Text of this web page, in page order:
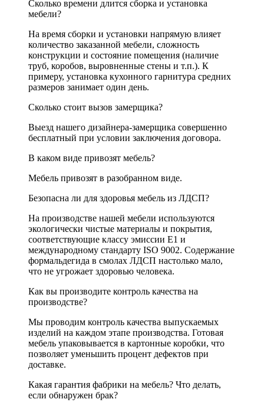
Сколько времени длится сборка и установка
мебели?
На время сборки и установки напрямую влияет
количество заказанной мебели, сложность
конструкции и состояние помещения (наличие
труб, коробов, выровненные стены и т.п.). К
примеру, установка кухонного гарнитура средних
размеров занимает один день.
Сколько стоит вызов замерщика?
Выезд нашего дизайнера-замерщика совершенно
бесплатный при условии заключения договора.
В каком виде привозят мебель?
Мебель привозят в разобранном виде.
Безопасна ли для здоровья мебель из ЛДСП?
На производстве нашей мебели используются
экологически чистые материалы и покрытия,
соответствующие классу эмиссии Е1 и
международному стандарту ISO 9002. Содержание
формальдегида в смолах ЛДСП настолько мало,
что не угрожает здоровью человека.
Как вы производите контроль качества на
производстве?
Мы проводим контроль качества выпускаемых
изделий на каждом этапе производства. Готовая
мебель упаковывается в картонные коробки, что
позволяет уменьшить процент дефектов при
доставке.
Какая гарантия фабрики на мебель? Что делать,
если обнаружен брак?